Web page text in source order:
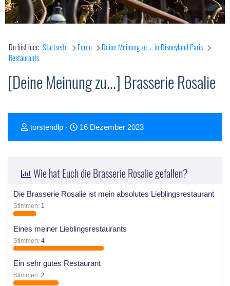
Du bist hier: Startseite Foren
Deine Meinung zu ... in Disneyland Paris
Restaurants
[Deine Meinung zu...] Brasserie Rosalie
T
h
e
n
s
t
a
r
e
r
torstendlp
D
a
m
S
r
16 Dezember 2023
Wie hat Euch die Brasserie Rosalie gefallen?
Die Brasserie Rosalie ist mein absolutes Lieblingsrestaurant
Stimmen: 1
Eines meiner Lieblingsrestaurants
Stimmen: 4
Ein sehr gutes Restaurant
Stimmen: 2